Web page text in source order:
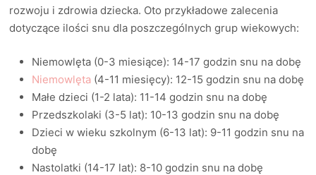
rozwoju i zdrowia dziecka. Oto przykładowe zalecenia
dotyczące ilości snu dla poszczególnych grup wiekowych:
Niemowlęta (0-3 miesiące): 14-17 godzin snu na dobę
Niemowlęta (4-11 miesięcy): 12-15 godzin snu na dobę
Małe dzieci (1-2 lata): 11-14 godzin snu na dobę
Przedszkolaki (3-5 lat): 10-13 godzin snu na dobę
Dzieci w wieku szkolnym (6-13 lat): 9-11 godzin snu na
dobę
Nastolatki (14-17 lat): 8-10 godzin snu na dobę